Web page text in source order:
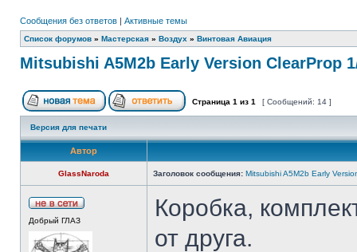
Сообщения без ответов | Активные темы
Список форумов » Мастерская » Воздух » Винтовая Авиация
Mitsubishi A5M2b Early Version ClearProp
Страница 1 из 1 [ Сообщений: 14 ]
Версия для печати
Автор
GlassNaroda Заголовок сообщения: Mitsubishi A5M2b Early
Добрый ГЛАЗ
Коробка,
от друга.